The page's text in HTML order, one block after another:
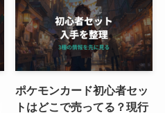
ポケモンカード初心者セッ
トはどこで売ってる？現行